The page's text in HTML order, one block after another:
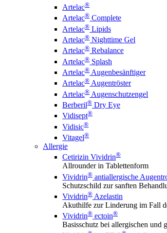
Artelac®
Artelac® Complete
Artelac® Lipids
Artelac® Nighttime Gel
Artelac® Rebalance
Artelac® Splash
Artelac® Augenbesänftiger
Artelac® Augentröster
Artelac® Augenschutzengel
Berberil® Dry Eye
Vidisept®
Vidisic®
Vitagel®
Allergie
Cetirizin Vividrin®
Allrounder in Tablettenform
Vividrin® antiallergische
Schutzschild zur sanften
Vividrin® Azelastin
Akuthilfe zur Linderung im Fall
Vividrin® ectoin®
Basisschutz bei allergischen und